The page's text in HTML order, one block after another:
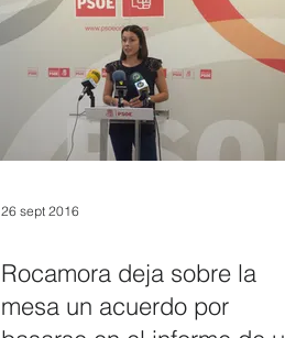
26 sept 2016
Rocamora deja sobre la
mesa un acuerdo por